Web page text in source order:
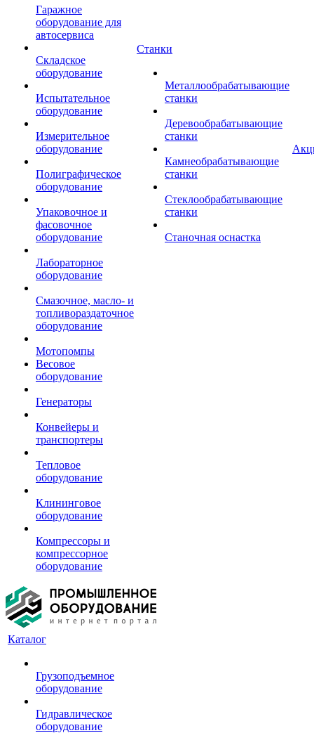
Гаражное
оборудование для
автосервиса
Складское
оборудование
Испытательное
оборудование
Измерительное
оборудование
Полиграфическое
оборудование
Упаковочное и
фасовочное
оборудование
Лабораторное
оборудование
Смазочное, масло- и
топливораздаточное
оборудование
Мотопомпы
Весовое
оборудование
Генераторы
Конвейеры и
транспортеры
Тепловое
оборудование
Клининговое
оборудование
Компрессоры и
компрессорное
оборудование
Станки
Металлообрабатывающие
станки
Деревообрабатывающие
станки
Камнеобрабатывающие
станки
Стеклообрабатывающие
станки
Станочная оснастка
Каталог
Грузоподъемное
оборудование
Гидравлическое
оборудование